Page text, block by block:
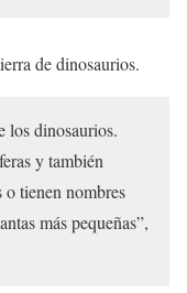
de dinosaurios.
los dinosaurios.
y también
o tienen nombres
más pequeñas”,